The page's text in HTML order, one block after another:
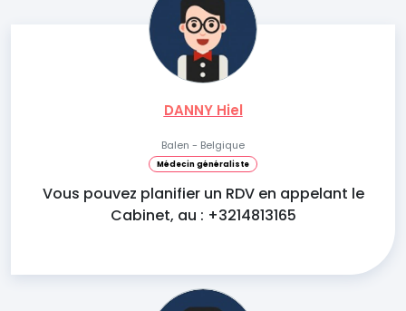
DANNY Hiel
Balen - Belgique
Médecin généraliste
Vous pouvez planifier un RDV en appelant le
Cabinet, au : +3214813165